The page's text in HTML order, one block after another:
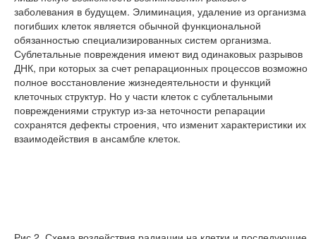
заболевания в будущем. Элиминация, удаление из организма
погибших клеток является обычной функциональной
обязанностью специализированных систем организма.
Сублетальные повреждения имеют вид одинаковых разрывов
ДНК, при которых за счет репарационных процессов возможно
полное восстановление жизнедеятельности и функций
клеточных структур. Но у части клеток с сублетальными
повреждениями структур из-за неточности репарации
сохранятся дефекты строения, что изменит характеристики их
взаимодействия в ансамбле клеток.